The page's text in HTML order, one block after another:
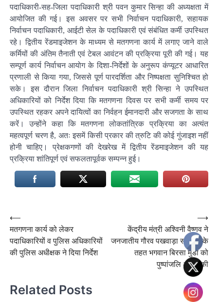
पदाधिकारी-सह-जिला पदाधिकारी श्री पवन कुमार सिन्हा की अध्यक्षता में
आयोजित की गई। इस अवसर पर सभी निर्वाचन पदाधिकारी, सहायक
निर्वाचन पदाधिकारी, आईटी सेल के पदाधिकारी एवं संबंधित कर्मी उपस्थित
रहे। द्वितीय रेंडमाइजेशन के माध्यम से मतगणना कार्य में लगाए जाने वाले
कर्मियों की अंतिम तैनाती एवं टेबल आवंटन की प्रक्रिया पूरी की गई। यह
सम्पूर्ण कार्य निर्वाचन आयोग के दिशा-निर्देशों के अनुरूप कंप्यूटर आधारित
प्रणाली से किया गया, जिससे पूर्ण पारदर्शिता और निष्पक्षता सुनिश्चित हो
सके। इस दौरान जिला निर्वाचन पदाधिकारी श्री सिन्हा ने उपस्थित
अधिकारियों को निर्देश दिया कि मतगणना दिवस पर सभी कर्मी समय पर
उपस्थित रहकर अपने दायित्वों का निर्वहन ईमानदारी और सजगता के साथ
करें। उन्होंने कहा कि मतगणना लोकतांत्रिक प्रक्रिया का अत्यंत
महत्वपूर्ण चरण है, अतः इसमें किसी प्रकार की त्रुटि की कोई गुंजाइश नहीं
होनी चाहिए। प्रेक्षकगणों की देखरेख में द्वितीय रेंडमाइजेशन की यह
प्रक्रिया शांतिपूर्ण एवं सफलतापूर्वक सम्पन्न हुई।
Post
navigation
⟵
मतगणना कार्य को लेकर
पदाधिकारियों व पुलिस अधिकारियों
की पुलिस अधीक्षक ने दिया निर्देश
केंद्रीय मंत्री अश्विनी वैष्णव ने
जनजातीय गौरव पखवाड़ा समारोह के
तहत भगवान बिरसा मुंडा को
पुष्पांजलि अर्पित की
⟶
Related Posts